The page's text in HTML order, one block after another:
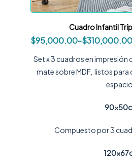
Cuadro Infantil
$95,000.00-$310,000.00
Set x 3 cuadros en impresión
mate sobre MDF, listos para
Compuesto por 3